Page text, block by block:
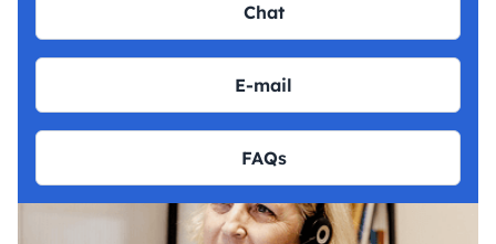
Chat
E-mail
FAQs